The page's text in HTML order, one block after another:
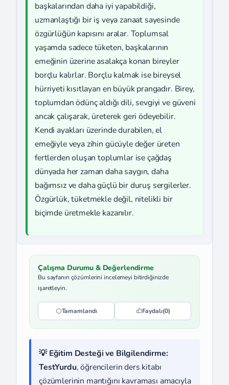
başkalarından daha iyi yapabildiği,
uzmanlaştığı bir iş veya zanaat sayesinde
özgürlüğün kapısını aralar. Toplumsal
yaşamda sadece tüketen, başkalarının
emeğinin üzerine asalakça konan bireyler
borçlu kalırlar. Borçlu kalmak ise bireysel
hürriyeti kısıtlayan en büyük prangadır. Birey,
toplumdan ödünç aldığı dili, sevgiyi ve güveni
ancak çalışarak, üreterek geri ödeyebilir.
Kendi ayakları üzerinde durabilen, el
emeğiyle veya zihin gücüyle değer üreten
fertlerden oluşan toplumlar ise çağdaş
dünyada her zaman daha saygın, daha
bağımsız ve daha güçlü bir duruş sergilerler.
Özgürlük, tüketmekle değil, nitelikli bir
biçimde üretmekle kazanılır.
Çalışma Durumu & Değerlendirme
Bu sayfanın çözümlerini incelemeyi bitirdiğinizde
işaretleyin.
Tamamlandı Faydalı(0)
💡 Eğitim Desteği ve Bilgilendirme:
TestYurdu, öğrencilerin ders kitabı
çözümlerinin mantığını kavraması amacıyla